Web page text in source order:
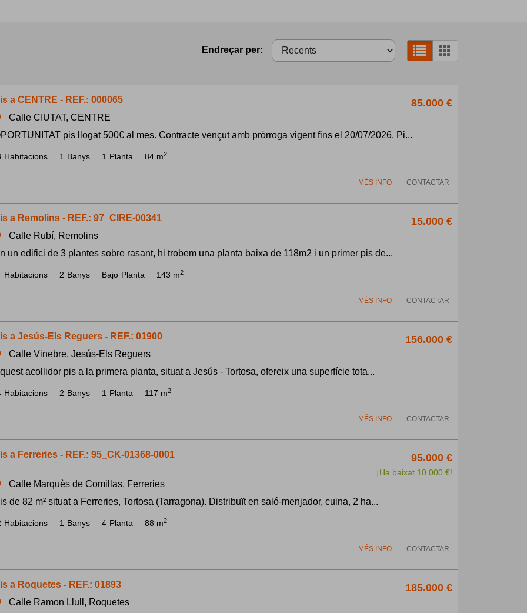
Endreçar per:
a CENTRE - REF.: 000065 85.000 €
Calle CIUTAT, CENTRE
pis llogat 500€ al mes. Contracte vençut amb pròrroga vigent fins el 20/07/2026. Pi...
Habitacions 1 Banys 1 Planta 84 m2
CONTACTAR
MÉS INFO
a Remolins - REF.: 97_CIRE-00341 15.000 €
Calle Rubí, Remolins
un edifici de 3 plantes sobre rasant, hi trobem una planta baixa de 118m2 i un primer pis de...
Habitacions 2 Banys Bajo Planta 143 m2
CONTACTAR
MÉS INFO
a Jesús-Els Reguers - REF.: 01900 156.000 €
Calle Vinebre, Jesús-Els Reguers
acollidor pis a la primera planta, situat a Jesús - Tortosa, ofereix una superfície tota...
Habitacions 2 Banys 1 Planta 117 m2
CONTACTAR
MÉS INFO
a Ferreries - REF.: 95_CK-01368-0001 95.000 €
¡Ha baixat 10.000 €!
Calle Marquès de Comillas, Ferreries
de 82 m² situat a Ferreries, Tortosa (Tarragona). Distribuït en saló-menjador, cuina, 2 ha...
Habitacions 1 Banys 4 Planta 88 m2
CONTACTAR
MÉS INFO
a Roquetes - REF.: 01893 185.000 €
Calle Ramon Llull, Roquetes